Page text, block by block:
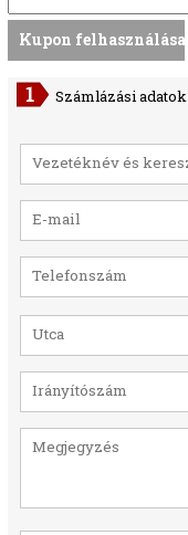
Számlázási adatok